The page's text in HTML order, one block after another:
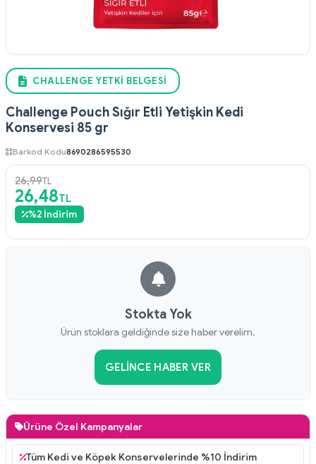
CHALLENGE YETKI BELGESI
Challenge Pouch Sığır Etli Yetişkin Kedi
Konservesi 85 gr
Barkod Kodu8690286595530
26,99TL
26,48TL
%2 İndirim
Stokta Yok
Ürün stoklara geldiğinde size haber verelim.
GELINCE HABER VER
Ürüne Özel Kampanyalar
Tüm Kedi ve Köpek Konservelerinde %10 İndirim